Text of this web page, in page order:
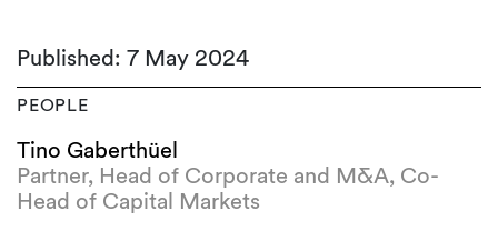
Published: 7 May 2024
PEOPLE
Tino Gaberthüel
Partner, Head of Corporate and M&A, Co-
Head of Capital Markets